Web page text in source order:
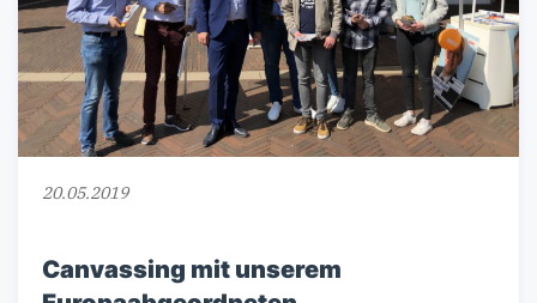
20.05.2019
Canvassing mit unserem